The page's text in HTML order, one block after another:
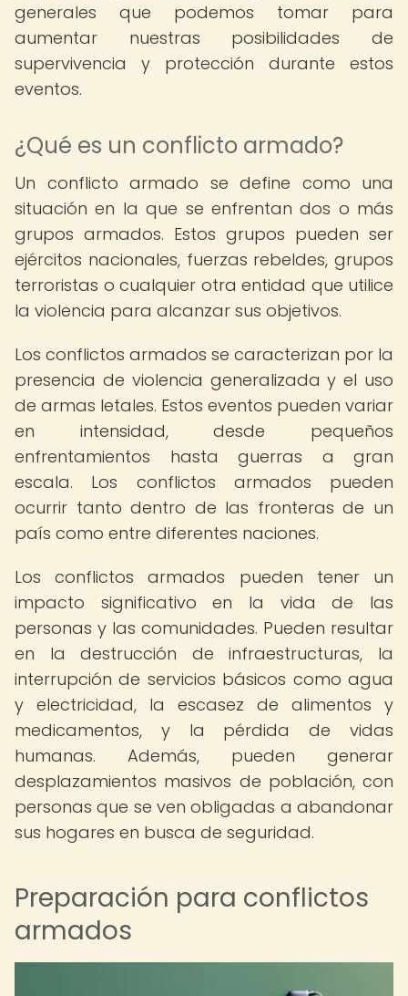
generales que podemos tomar para
aumentar nuestras posibilidades de
supervivencia y protección durante estos
eventos.
¿Qué es un conflicto armado?
Un conflicto armado se define como una
situación en la que se enfrentan dos o más
grupos armados. Estos grupos pueden ser
ejércitos nacionales, fuerzas rebeldes, grupos
terroristas o cualquier otra entidad que utilice
la violencia para alcanzar sus objetivos.
Los conflictos armados se caracterizan por la
presencia de violencia generalizada y el uso
de armas letales. Estos eventos pueden variar
en intensidad, desde pequeños
enfrentamientos hasta guerras a gran
escala. Los conflictos armados pueden
ocurrir tanto dentro de las fronteras de un
país como entre diferentes naciones.
Los conflictos armados pueden tener un
impacto significativo en la vida de las
personas y las comunidades. Pueden resultar
en la destrucción de infraestructuras, la
interrupción de servicios básicos como agua
y electricidad, la escasez de alimentos y
medicamentos, y la pérdida de vidas
humanas. Además, pueden generar
desplazamientos masivos de población, con
personas que se ven obligadas a abandonar
sus hogares en busca de seguridad.
Preparación para conflictos
armados